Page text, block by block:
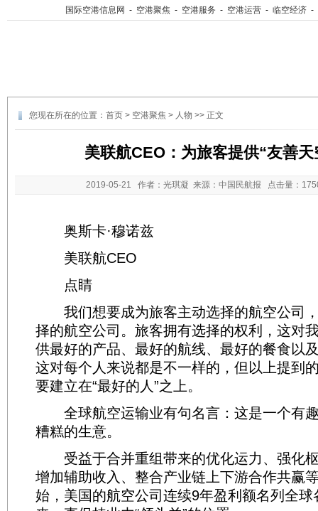
国际空港信息网 - 空港聚焦 - 空港服务 - 空港运营 - 临空经济 -
您现在所在的位置： 首页 > 空港聚焦 > 人物 >> 正文
美联航CEO：为旅客提供“友善天
2019-05-21 作者：光琪凝 来源：中国民航报 点击量：
奥斯卡·穆诺兹
美联航CEO
点睛
我们想要成为旅客主动选择的航空公司
择的航空公司。旅客拥有选择的权利，这对
供最好的产品、最好的航线、最好的餐食以
这对每个人来说都是不一样的，但以上提到
要建立在“最好的人”之上。
全球航空运输业有句名言：这是一个有
糟糕的生意。
受益于合并重组带来的优化运力、强化
增加辅助收入、整合产业链上下游合作共赢
始，美国的航空公司连续9年盈利额名列全